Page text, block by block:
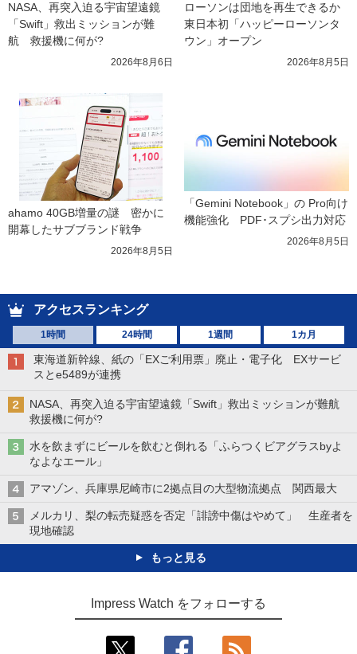
NASA、再突入迫る宇宙望遠鏡
「Swift」救出ミッションが難
航　救援機に何が?
2026年8月6日
ローソンは団地を再生できるか
東日本初「ハッピーローソンタ
ウン」オープン
2026年8月5日
ahamo 40GB増量の謎　密かに
開幕したサブブランド戦争
2026年8月5日
「Gemini Notebook」の Pro向け
機能強化　PDF･スプシ出力対応
2026年8月5日
アクセスランキング
1時間 24時間 1週間 1カ月
東海道新幹線、紙の「EXご利用票」廃止・電子化 EXサービ
スとe5489が連携
NASA、再突入迫る宇宙望遠鏡「Swift」救出ミッションが難航
救援機に何が?
水を飲まずにビールを飲むと倒れる「ふらつくビアグラスbyよ
なよなエール」
アマゾン、兵庫県尼崎市に2拠点目の大型物流拠点 関西最大
メルカリ、梨の転売疑惑を否定「誹謗中傷はやめて」 生産者を
現地確認
もっと見る
Impress Watch をフォローする